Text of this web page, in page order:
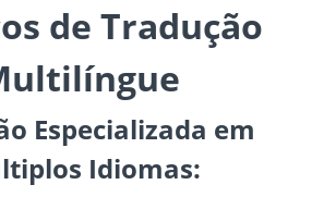
de Tradução
Especializada em
Idiomas: